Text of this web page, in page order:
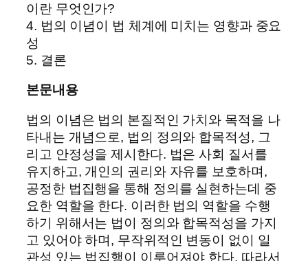
이란 무엇인가?
4. 법의 이념이 법 체계에 미치는 영향과 중요
성
5. 결론
본문내용
법의 이념은 법의 본질적인 가치와 목적을 나
타내는 개념으로, 법의 정의와 합목적성, 그
리고 안정성을 제시한다. 법은 사회 질서를
유지하고, 개인의 권리와 자유를 보호하며,
공정한 법집행을 통해 정의를 실현하는데 중
요한 역할을 한다. 이러한 법의 역할을 수행
하기 위해서는 법이 정의와 합목적성을 가지
고 있어야 하며, 무작위적인 변동이 없이 일
관성 있는 법집행이 이루어져야 한다. 따라서